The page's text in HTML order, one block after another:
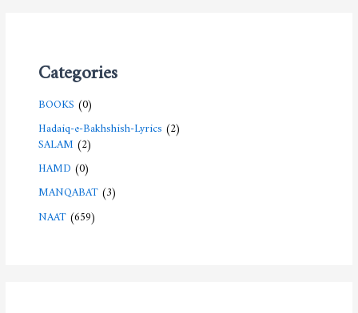
Categories
BOOKS(0)
Hadaiq-e-Bakhshish-Lyrics(2)
SALAM(2)
HAMD(0)
MANQABAT(3)
NAAT(659)